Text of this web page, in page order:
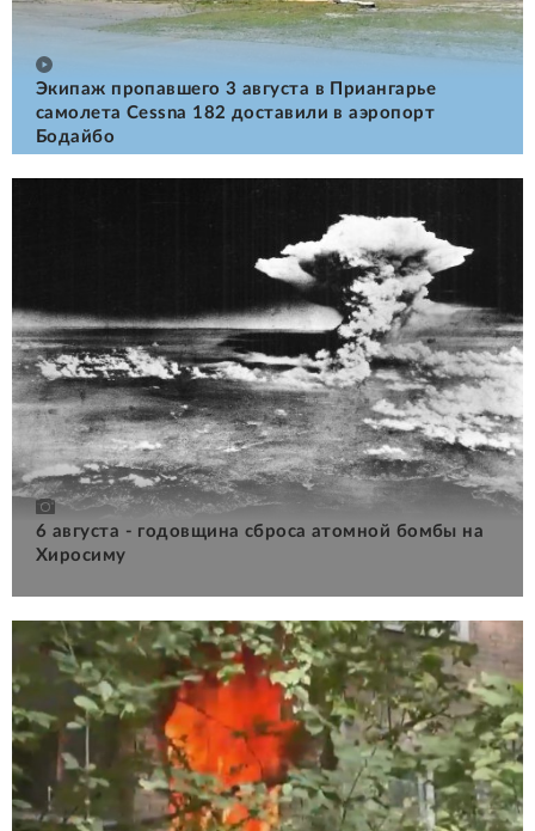
Экипаж пропавшего 3 августа в Приангарье
самолета Cessna 182 доставили в аэропорт
Бодайбо
6 августа - годовщина сброса атомной бомбы на
Хиросиму